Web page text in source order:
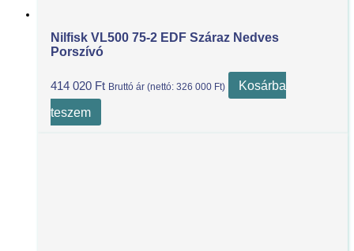
Nilfisk VL500 75-2 EDF Száraz Nedves
Porszívó
414 020 Ft Bruttó ár (nettó:326 000 Ft)
Kosárba
teszem